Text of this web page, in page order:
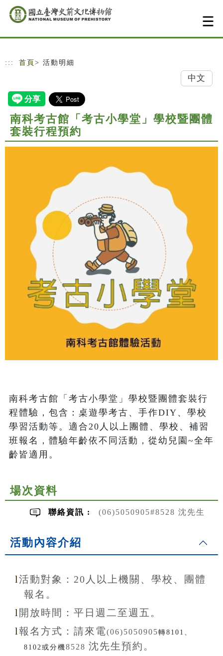
跳到主要內容
網站導覽
::: 首頁 > 活動明細
中文
南科考古館「考古小學堂」學校暨團體
套裝行程預約
南科考古館「考古小學堂」學校暨團體套裝行
程體驗，包含：桌遊學考古、手作DIY、學校
學習活動等。適合20人以上團體、學校、補習
班報名，體驗年齡依不同活動，從幼兒園~全年
齡皆適用。
場次資料
聯絡資訊 : (06)5050905#8528 沈先生
活動內容介紹
l活動對象：20 人以上機關、學校、團體
報名。
l 開放時間： 平日週二至週五。
l報名方式： 請來電(06)5050905轉8101、
8102或分機8528 沈先生預約。